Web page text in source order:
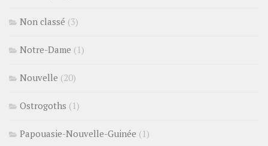
Non classé (3)
Notre-Dame (1)
Nouvelle (20)
Ostrogoths (1)
Papouasie-Nouvelle-Guinée (1)